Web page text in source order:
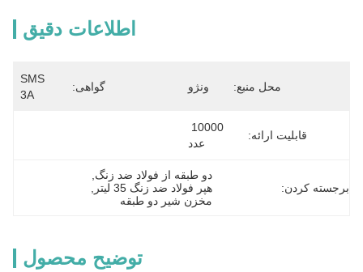
اطلاعات دقیق
محل منبع: ونژو گواهی:
SMS
3A
قابلیت ارائه:
عدد
برجسته کردن:
دو طبقه از فولاد ضد زنگ
هپر فولاد ضد زنگ 35 لیتر
مخزن شیر دو طبقه
توضیح محصول